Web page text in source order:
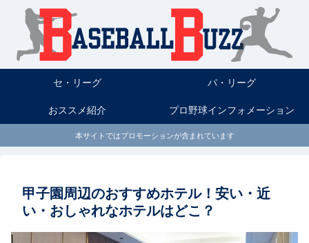
セ・リーグ パ・リーグ
おススメ紹介 プロ野球インフォメーション
本サイトではプロモーションが含まれています
甲子園周辺のおすすめホテル！安い・近
い・おしゃれなホテルはどこ？